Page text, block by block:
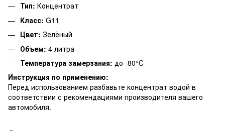
Тип: Концентрат
Класс: G11
Цвет: Зелёный
Объем: 4 литра
Температура замерзания: до -80°C
Инструкция по применению:
Перед использованием разбавьте концентрат водой в
соответствии с рекомендациями производителя вашего
автомобиля.